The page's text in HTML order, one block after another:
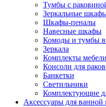
Тумбы с
Зеркальные
Шкафы-пеналы
Навесные шкафы
Комоды и тумбы
Зеркала
Комплекты
Консоли для
Банкетки
Светильники
Комплектующие
Аксессуары для ванной